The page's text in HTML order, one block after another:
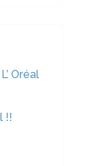
Oréal
!!